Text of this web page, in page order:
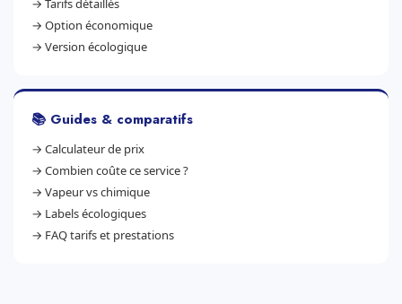
→ Tarifs détaillés
→ Option économique
→ Version écologique
📚 Guides & comparatifs
→ Calculateur de prix
→ Combien coûte ce service ?
→ Vapeur vs chimique
→ Labels écologiques
→ FAQ tarifs et prestations